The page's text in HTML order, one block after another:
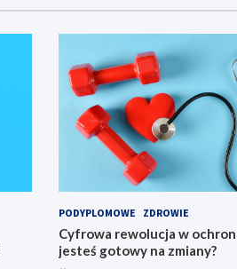
PODYPLOMOWE ZDROWIE
Cyfrowa rewolucja w
jesteś gotowy na zmiany?